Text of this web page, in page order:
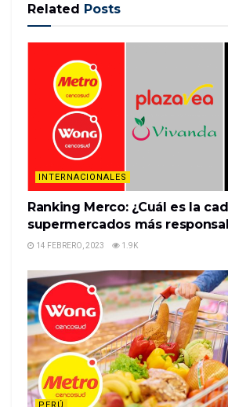
now under threat.Banks profit per
year was higher in Hong Kong
market tracked by Citigroup
the U.S. figure.B…
%%item_leer_más_button%%
Related Posts
INTERNACIONALES
Ranking Merco: ¿Cuál es la
supermercados más
14 FEBRERO, 2023 1.9K
PERÚ